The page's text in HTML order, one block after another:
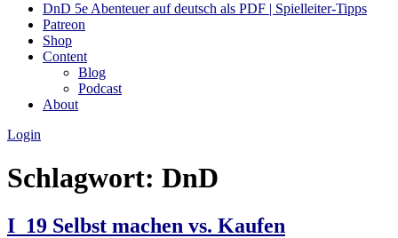
DnD 5e Abenteuer auf deutsch als PDF | Spielleiter-Tipps
Patreon
Shop
Content
Blog
Podcast
About
Login
Schlagwort: DnD
I_19 Selbst machen vs. Kaufen